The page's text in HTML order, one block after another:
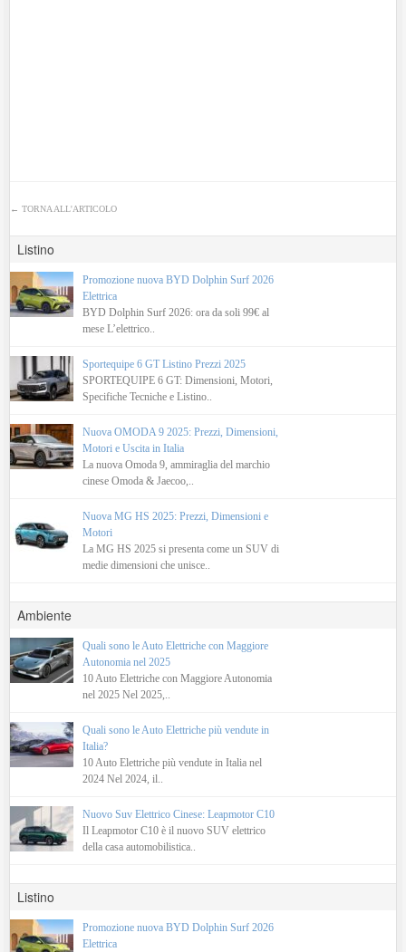
← TORNA ALL'ARTICOLO
Listino
Promozione nuova BYD Dolphin Surf 2026
Elettrica
BYD Dolphin Surf 2026: ora da soli 99€ al
mese L’elettrico..
Sportequipe 6 GT Listino Prezzi 2025
SPORTEQUIPE 6 GT: Dimensioni, Motori,
Specifiche Tecniche e Listino..
Nuova OMODA 9 2025: Prezzi, Dimensioni,
Motori e Uscita in Italia
La nuova Omoda 9, ammiraglia del marchio
cinese Omoda & Jaecoo,..
Nuova MG HS 2025: Prezzi, Dimensioni e
Motori
La MG HS 2025 si presenta come un SUV di
medie dimensioni che unisce..
Ambiente
Quali sono le Auto Elettriche con Maggiore
Autonomia nel 2025
10 Auto Elettriche con Maggiore Autonomia
nel 2025 Nel 2025,..
Quali sono le Auto Elettriche più vendute in
Italia?
10 Auto Elettriche più vendute in Italia nel
2024 Nel 2024, il..
Nuovo Suv Elettrico Cinese: Leapmotor C10
Il Leapmotor C10 è il nuovo SUV elettrico
della casa automobilistica..
Listino
Promozione nuova BYD Dolphin Surf 2026
Elettrica